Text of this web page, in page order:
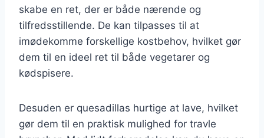
skabe en ret, der er både nærende og
tilfredsstillende. De kan tilpasses til at
imødekomme forskellige kostbehov, hvilket gør
dem til en ideel ret til både vegetarer og
kødspisere.
Desuden er quesadillas hurtige at lave, hvilket
gør dem til en praktisk mulighed for travle